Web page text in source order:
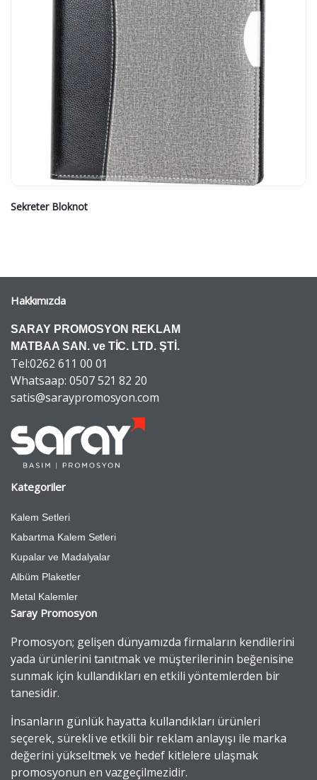
Sekreter Bloknot
Hakkımızda
SARAY PROMOSYON REKLAM
MATBAA SAN. ve TİC. LTD. ŞTİ.
Tel:0262 611 00 01
Whatsaap: 0507 521 82 20
satis@saraypromosyon.com
Kategoriler
Kalem Setleri
Kabartma Kalem Setleri
Kupalar ve Madalyalar
Albüm Plaketler
Metal Kalemler
Saray Promosyon
Promosyon; gelişen dünyamızda firmaların kendilerini
yada ürünlerini tanıtmak ve müşterilerinin beğenisine
sunmak için kullandıkları en etkili yöntemlerden bir
tanesidir.
İnsanların günlük hayatta kullandıkları ürünleri
seçerek, sürekli ve etkili bir reklam anlayışı ile marka
değerini yükseltmek ve hedef kitlelere ulaşmak
promosyonun en vazgeçilmezidir.